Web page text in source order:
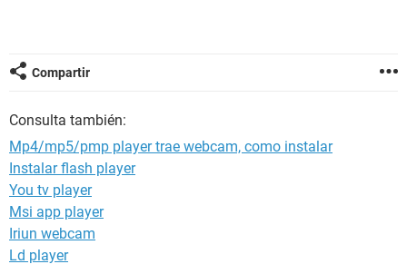
Compartir
Consulta también:
Mp4/mp5/pmp player trae webcam, como instalar
Instalar flash player
You tv player
Msi app player
Iriun webcam
Ld player